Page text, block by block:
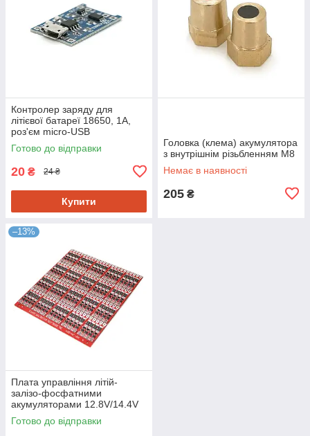
Контролер заряду для
літієвої батареї 18650, 1А,
роз'єм micro-USB
Готово до відправки
20 ₴ 24 ₴
Купити
Головка (клема) акумулятора
з внутрішнім різьбленням М8
Немає в наявності
205 ₴
–13%
Плата управління літій-
залізо-фосфатними
акумуляторами 12.8V/14.4V
Готово до відправки